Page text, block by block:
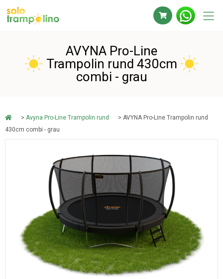
AVYNA Pro-Line
Trampolin rund 430cm
combi - grau
> Avyna Pro-Line Trampolin rund
> AVYNA Pro-Line Trampolin rund
430cm combi - grau